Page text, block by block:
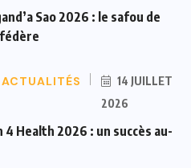
Sao 2026 : le safou de
ACTUALITÉS
14 JUILLET
2026
4 Health 2026 : un succès au-